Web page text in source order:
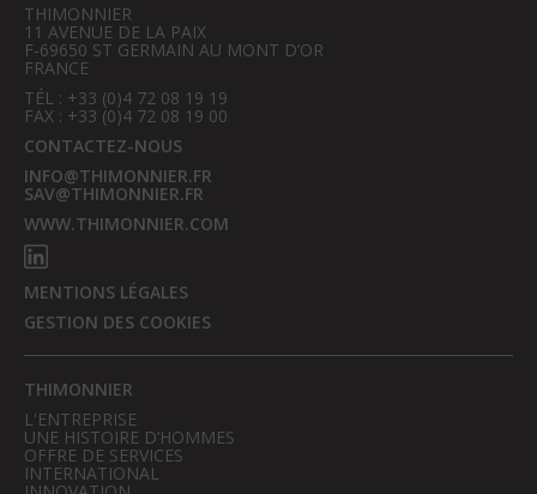
THIMONNIER
11 AVENUE DE LA PAIX
F-69650 ST GERMAIN AU MONT D’OR
FRANCE
TÉL : +33 (0)4 72 08 19 19
FAX : +33 (0)4 72 08 19 00
CONTACTEZ-NOUS
INFO@THIMONNIER.FR
SAV@THIMONNIER.FR
WWW.THIMONNIER.COM
MENTIONS LÉGALES
GESTION DES COOKIES
THIMONNIER
L'ENTREPRISE
UNE HISTOIRE D’HOMMES
OFFRE DE SERVICES
INTERNATIONAL